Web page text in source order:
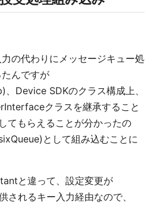
の代わりにメッセージキュー処
んですが
Device SDKのクラス構成上、
クラスを継承すること
てもらえることが分かったの
として組み込むことに
と違って、設定変更が
れるキー入力経由なので、